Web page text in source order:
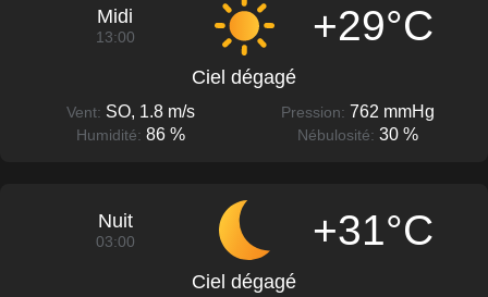
Midi
13:00 +29°C
Ciel dégagé
Vent: SO, 1.8 m/s Pression: 762 mmHg
Humidité: 86 % Nébulosité: 30 %
Nuit
03:00 +31°C
Ciel dégagé